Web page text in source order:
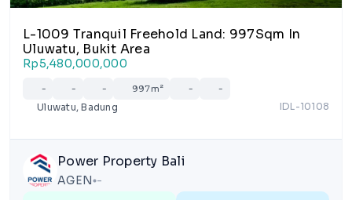
L-1009 Tranquil Freehold Land: 997Sqm In
Uluwatu, Bukit Area
Rp5,480,000,000
- - - 997m² - -
Uluwatu, Badung IDL-10108
Power Property Bali
AGEN lens -